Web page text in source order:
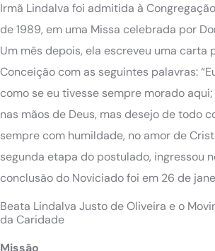
Irmã Lindalva foi admitida à
de 1989, em uma Missa celebrada por
Um mês depois, ela escreveu uma carta
Conceição com as seguintes palavras:
como se eu tivesse sempre morado
nas mãos de Deus, mas desejo de todo
sempre com humildade, no amor de
segunda etapa do postulado, ingressou
conclusão do Noviciado foi em 26 de
Beata Lindalva Justo de Oliveira e o
da Caridade
Missão